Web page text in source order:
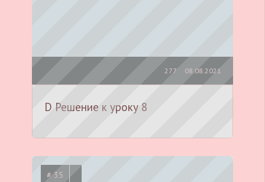
08.08.2021
277
D Решение к уроку 8
# 35